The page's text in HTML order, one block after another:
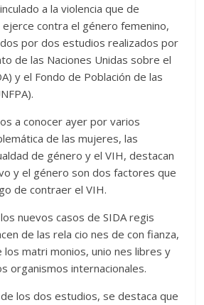
a la violencia que de
contra el género femenino,
por dos estudios realizados por
de las Naciones Unidas sobre el
y el Fondo de Población de las
a conocer ayer por varios
de las mujeres, las
de género y el VIH, destacan
y el género son dos factores que
de contraer el VIH.
nuevos casos de SIDA regis
de las rela cio nes de con fianza,
matri monios, unio nes libres y
organismos internacionales.
los dos estudios, se destaca que